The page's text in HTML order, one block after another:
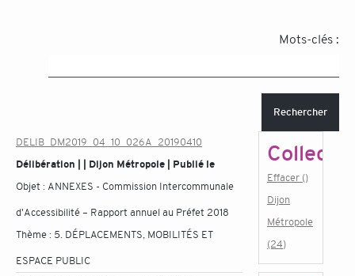
Mots-clés :
Rechercher
DELIB_DM2019_04_10_026A_20190410
Délibération | | Dijon Métropole | Publié le
Objet : ANNEXES - Commission Intercommunale
d'Accessibilité – Rapport annuel au Préfet 2018
Thème : 5. DÉPLACEMENTS, MOBILITÉS ET
ESPACE PUBLIC
Effacer ()
Dijon
Métropole
(24)